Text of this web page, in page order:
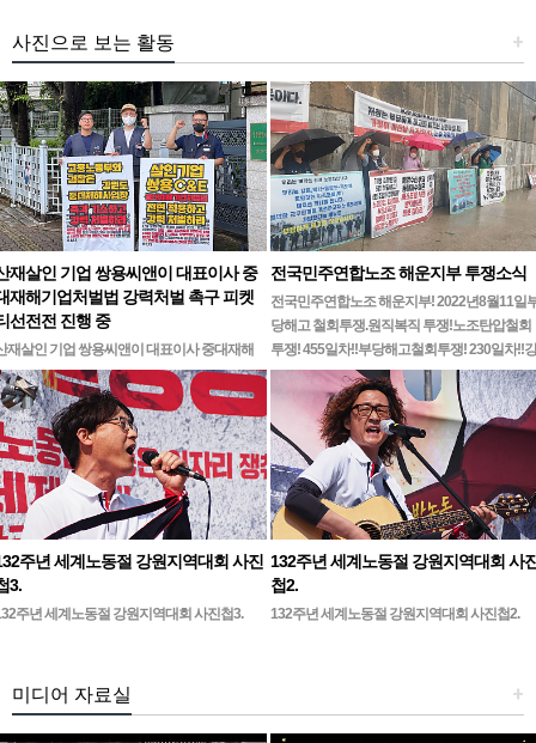
+
사진으로 보는 활동
재살인 기업 쌍용씨앤이 대표이사 중
재해기업처벌법 강력처벌 촉구 피켓
선전전 진행 중
재살인 기업 쌍용씨앤이 대표이사 중대재해
업처벌법 강력처벌 촉구민주노총 강원지역본
무기한 피켓시위 14일차고용노동부 강원지
앞 1인시위 진…
전국민주연합노조 해운지부 투쟁소식
전국민주연합노조 해운지부! 2022년8월11일
당해고 철회투쟁.원직복직 투쟁!노조탄압철회
투쟁! 455일차!!부당해고철회투쟁! 230일차!!강
릉ㆍ…
주년 세계노동절 강원지역대회 사진
3.
주년 세계노동절 강원지역대회 사진첩3.
132주년 세계노동절 강원지역대회 사
첩2.
132주년 세계노동절 강원지역대회 사진첩2.
+
미디어 자료실